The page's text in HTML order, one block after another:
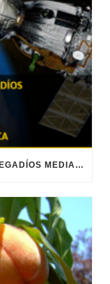
JORNADA SOBRE INNOVACIÓN DE REGADÍOS MEDIANTE REDES AGROCLIMÁTICAS, IMÁGENES DE SATÉLITE Y SISTEMAS DE INFORMACIÓN GEOGRÁFICA.